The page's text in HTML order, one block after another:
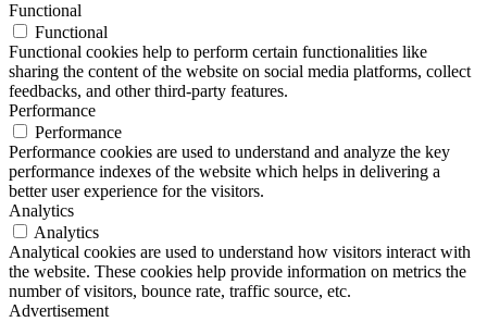
Functional
Functional
Functional cookies help to perform certain functionalities like
sharing the content of the website on social media platforms, collect
feedbacks, and other third-party features.
Performance
Performance
Performance cookies are used to understand and analyze the key
performance indexes of the website which helps in delivering a
better user experience for the visitors.
Analytics
Analytics
Analytical cookies are used to understand how visitors interact with
the website. These cookies help provide information on metrics the
number of visitors, bounce rate, traffic source, etc.
Advertisement